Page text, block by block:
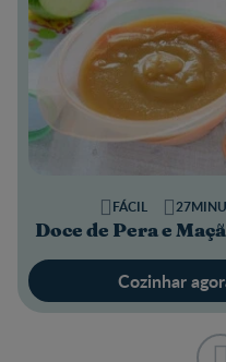
Doce de Pera e
FÁCIL
Cozinhar